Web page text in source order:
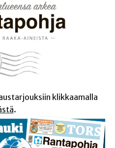
klikkaamalla
.